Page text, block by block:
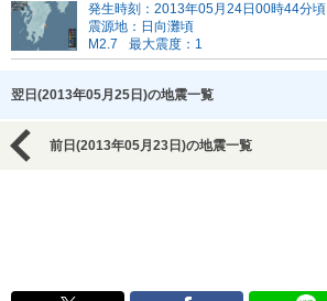
発生時刻：2013年05月24日00時44分頃
震源地：日向灘頃
M2.7
最大震度：1
翌日(2013年05月25日)の地震一覧
前日(2013年05月23日)の地震一覧